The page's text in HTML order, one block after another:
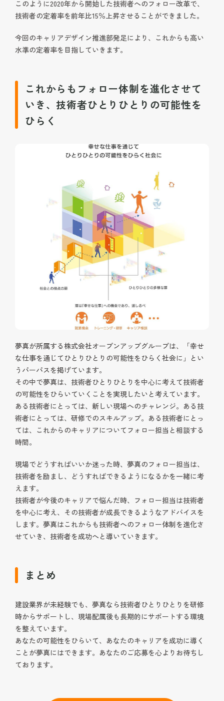
このように2020年から開始した技術者へのフォロー改革で、
技術者の定着率を前年比15％上昇させることができました。
今回のキャリアデザイン推進部発足により、これからも高い
水準の定着率を目指していきます。
これからもフォロー体制を進化させて
いき、技術者ひとりひとりの可能性を
ひらく
夢真が所属する株式会社オープンアップグループは、「幸せ
な仕事を通じてひとりひとりの可能性をひらく社会に」とい
うパーパスを掲げています。
その中で夢真は、技術者ひとりひとりを中心に考えて技術者
の可能性をひらいていくことを実現したいと考えています。
ある技術者にとっては、新しい現場へのチャレンジ。ある技
術者にとっては、研修でのスキルアップ。ある技術者にとっ
ては、これからのキャリアについてフォロー担当と相談する
時間。
現場でどうすればいいか迷った時、夢真のフォロー担当は、
技術者を励まし、どうすればできるようになるかを一緒に考
えます。
技術者が今後のキャリアで悩んだ時、フォロー担当は技術者
を中心に考え、その技術者が成長できるようなアドバイスを
します。夢真はこれからも技術者へのフォロー体制を進化さ
せていき、技術者を成功へと導いていきます。
まとめ
建設業界が未経験でも、夢真なら技術者ひとりひとりを研修
時からサポートし、現場配属後も長期的にサポートする環境
を整えています。
あなたの可能性をひらいて、あなたのキャリアを成功に導く
ことが夢真にはできます。あなたのご応募を心よりお待ちし
ております。